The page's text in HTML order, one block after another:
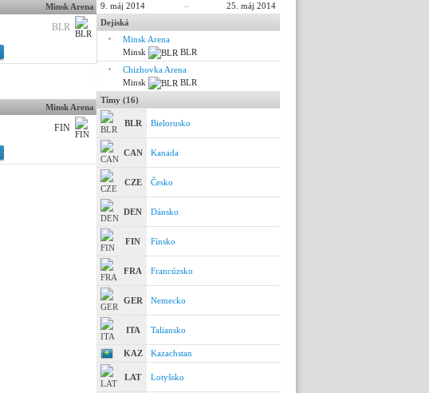
Minsk Arena
BLR
Minsk Arena
FIN
9. máj 2014
–
25. máj 2014
Dejiská
Minsk Arena
Minsk
BLR
Chizhovka Arena
Minsk
BLR
Tímy (16)
BLR Bielorusko
CAN Kanada
CZE Česko
DEN Dánsko
FIN Fínsko
FRA Francúzsko
GER Nemecko
ITA Taliansko
KAZ Kazachstan
LAT Lotyšsko